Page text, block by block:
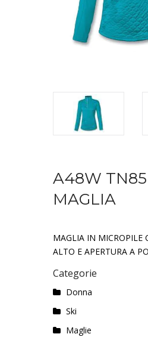
A48W
MAGLIA
MAGLIA IN MICROPILE
ALTO E APERTURA A
Categorie
Donna
Ski
Maglie